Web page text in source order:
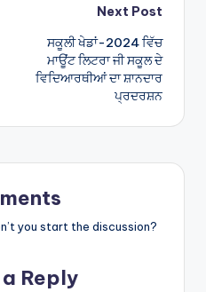
Next Post
ਸਕੂਲੀ ਖੇਡਾਂ-2024 ਵਿੱਚ
ਮਾਊਂਟ ਲਿਟਰਾ ਜੀ ਸਕੂਲ ਦੇ
ਵਿਦਿਆਰਥੀਆਂ ਦਾ ਸ਼ਾਨਦਾਰ
ਪ੍ਰਦਰਸ਼ਨ
you start the discussion?
Reply